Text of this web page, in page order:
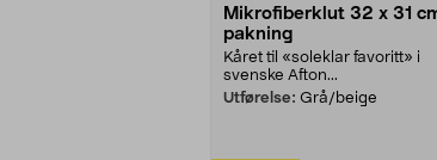
Mikrofiberklut 32 x 31
pakning
Kåret til «soleklar favoritt» i
svenske Afton...
Utførelse: Grå/beige